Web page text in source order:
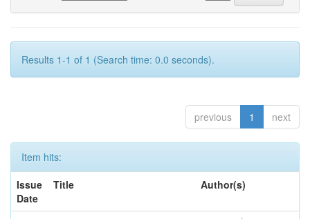
Results 1-1 of 1 (Search time: 0.0 seconds).
previous 1 next
Item hits:
Issue
Date
Title Author(s)